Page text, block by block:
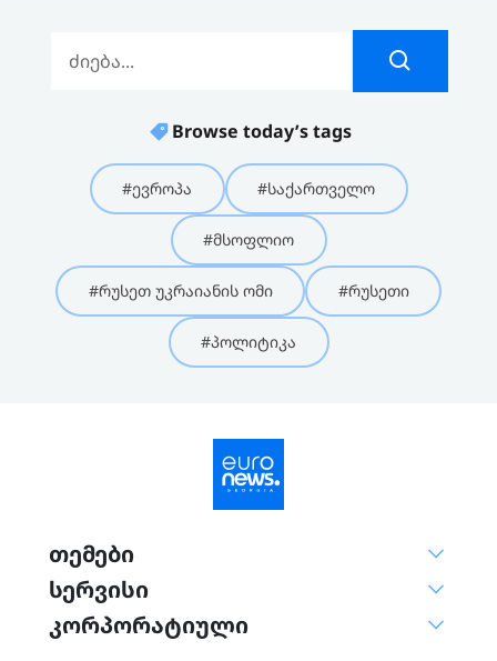
Browse today’s tags
#ევროპა #საქართველო
#მსოფლიო
#რუსეთ უკრაიანის ომი #რუსეთი
#პოლიტიკა
თემები
სერვისი
კორპორატიული